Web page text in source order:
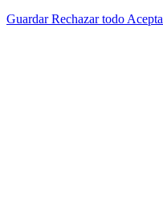
GuardarRechazar todo